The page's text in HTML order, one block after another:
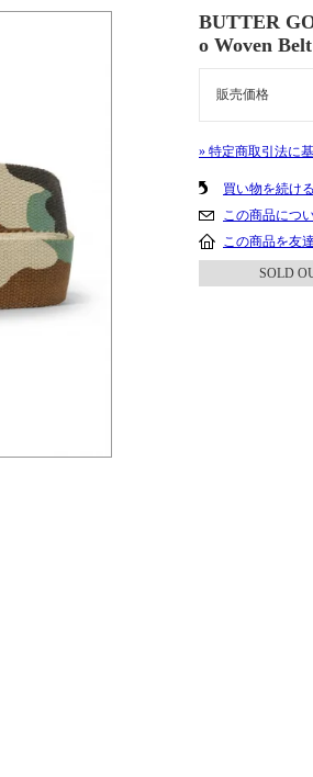
BUTTER
o Woven
販売価格
» 特定商取引法に
買い物を続ける
この商品につ
この商品を友
SOLD